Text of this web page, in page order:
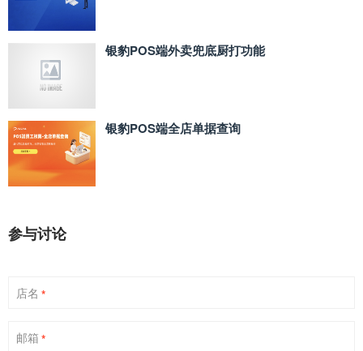
银豹POS端外卖兜底厨打功能
银豹POS端全店单据查询
参与讨论
店名 *
邮箱 *